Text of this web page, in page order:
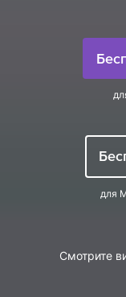
для
Смотрите